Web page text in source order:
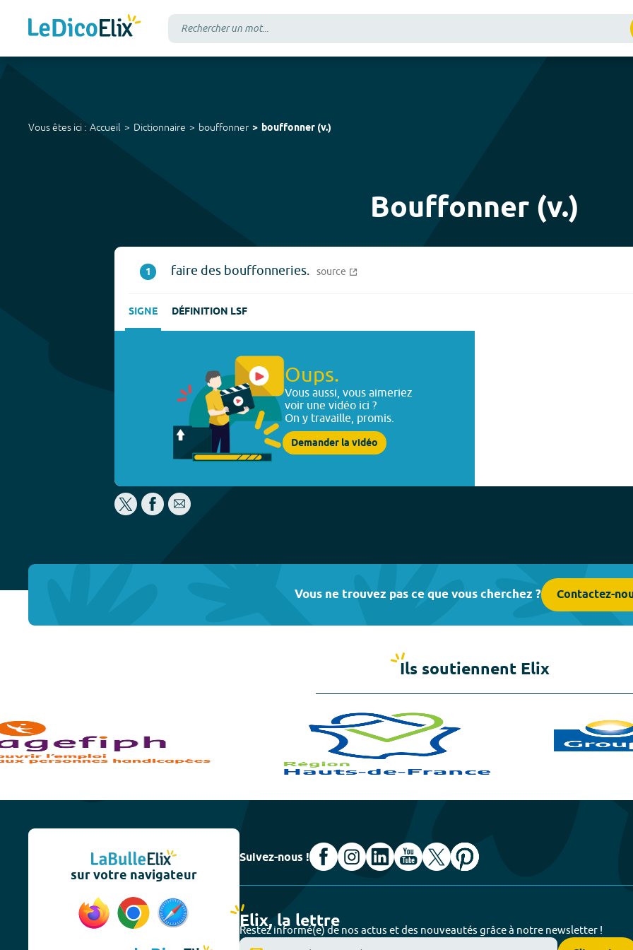
Vous êtes ici : Accueil Dictionnaire bouffonner bouffonner (v.)
Bouffonner (v.)
1 faire des bouffonneries. source
SIGNE DÉFINITION LSF
Oups.
Vous aussi, vous aimeriez
voir une vidéo ici ?
On y travaille, promis.
Demander la vidéo
Vous ne trouvez pas ce que vous cherchez ? Contactez-
Ils soutiennent Elix
sur votre navigateur
Suivez-nous !
Elix, la lettre
Restez informé(e) de nos actus et des nouveautés grâce à notre newsletter !